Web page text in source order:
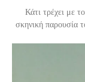
Κάτι τρέχει με
σκηνική παρουσία